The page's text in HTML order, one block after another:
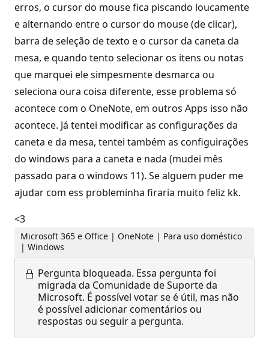
erros, o cursor do mouse fica piscando loucamente
e alternando entre o cursor do mouse (de clicar),
barra de seleção de texto e o cursor da caneta da
mesa, e quando tento selecionar os itens ou notas
que marquei ele simpesmente desmarca ou
seleciona oura coisa diferente, esse problema só
acontece com o OneNote, em outros Apps isso não
acontece. Já tentei modificar as configurações da
caneta e da mesa, tentei também as configuirações
do windows para a caneta e nada (mudei mês
passado para o windows 11). Se alguem puder me
ajudar com ess probleminha firaria muito feliz kk.
<3
Microsoft 365 e Office | OneNote | Para uso doméstico
| Windows
Pergunta bloqueada. Essa pergunta foi
migrada da Comunidade de Suporte da
Microsoft. É possível votar se é útil, mas não
é possível adicionar comentários ou
respostas ou seguir a pergunta.